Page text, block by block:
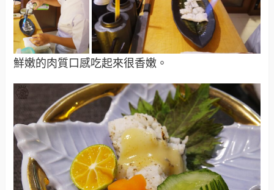
鮮嫩的肉質口感吃起來很香嫩。